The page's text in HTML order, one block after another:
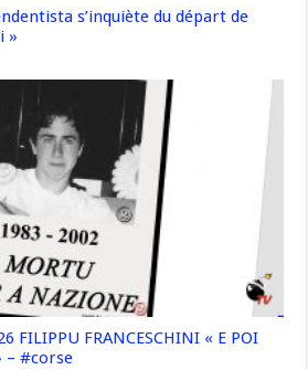
s’inquiète du départ de
»
FILIPPU FRANCESCHINI « E POI
– #corse